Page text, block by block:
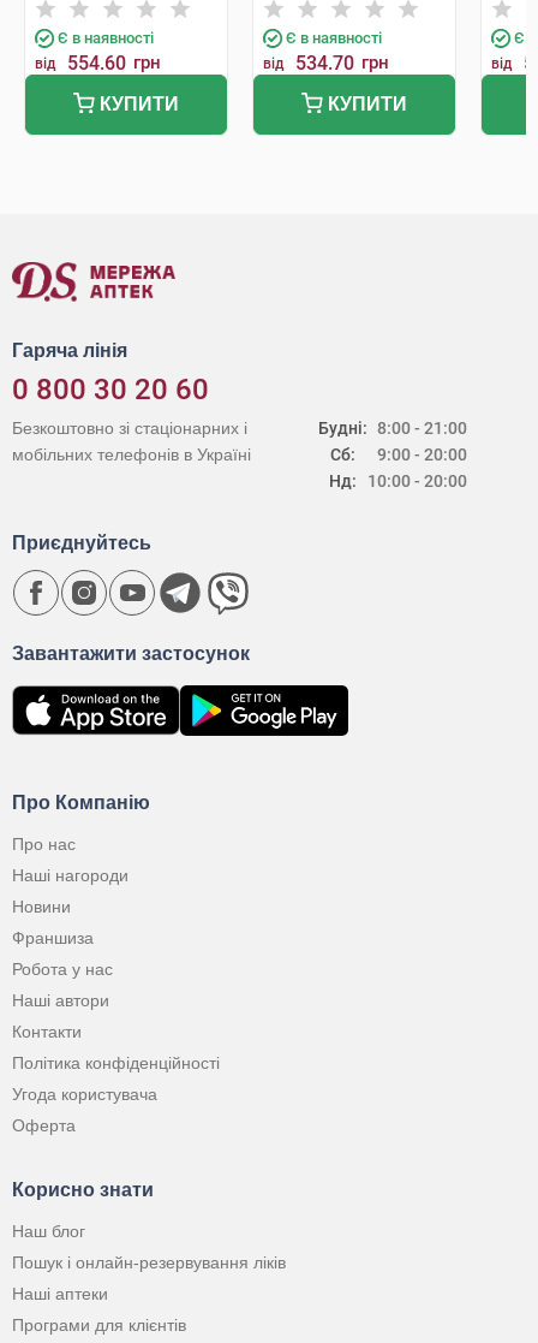
Є в наявності
від 554.60 грн
КУПИТИ
Є в наявності
від 534.70 грн
КУПИТИ
Є в
від
Гаряча лінія
0 800 30 20 60
Будні:
Сб:
Нд:
8:00 - 21:00
9:00 - 20:00
10:00 - 20:00
Безкоштовно зі стаціонарних і
мобільних телефонів в Україні
Про Компанію
Про нас
Наші нагороди
Новини
Франшиза
Робота у нас
Наші автори
Контакти
Політика конфіденційності
Угода користувача
Оферта
Корисно знати
Наш блог
Пошук і онлайн-резервування ліків
Наші аптеки
Програми для клієнтів
Завантажити застосунок
Приєднуйтесь